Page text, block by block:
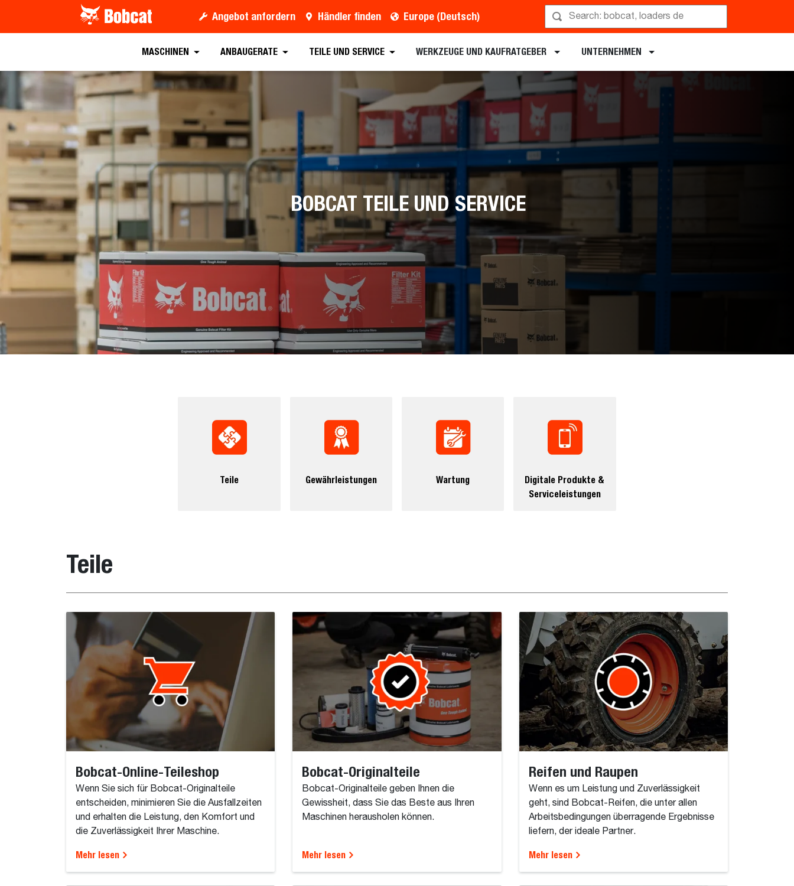
Angebot anfordern Händler finden Europe (Deutsch)
MASCHINEN ANBAUGERATE TEILE UND SERVICE WERKZEUGE UND KAUFRATGEBER UNTERNEHMEN
BOBCAT TEILE UND SERVICE
Teile Gewährleistungen Wartung
Digitale Produkte &
Serviceleistungen
Teile
Bobcat-Online-Teileshop
Wenn Sie sich für Bobcat-Originalteile
entscheiden, minimieren Sie die Ausfallzeiten
und erhalten die Leistung, den Komfort und
die Zuverlässigkeit Ihrer Maschine.
Mehr lesen
Bobcat-Originalteile
Bobcat-Originalteile geben Ihnen die
Gewissheit, dass Sie das Beste aus Ihren
Maschinen herausholen können.
Mehr lesen
Reifen und Raupen
Wenn es um Leistung und Zuverlässigkeit
geht, sind Bobcat-Reifen, die unter allen
Arbeitsbedingungen überragende Ergebnisse
liefern, der ideale Partner.
Mehr lesen